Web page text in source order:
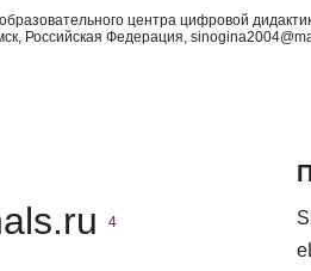
центра цифровой
Российская Федерация,
4